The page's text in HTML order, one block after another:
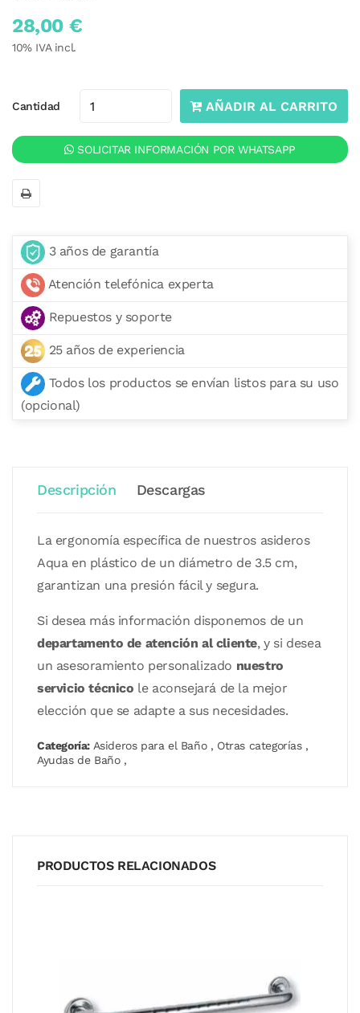
28,00 €
10% IVA incl.
Cantidad AÑADIR AL CARRITO
SOLICITAR INFORMACIÓN POR WHATSAPP
3 años de garantía
Atención telefónica experta
Repuestos y soporte
25 años de experiencia
Todos los productos se envían listos para su uso
(opcional)
Descripción Descargas
La ergonomía específica de nuestros asideros
Aqua en plástico de un diámetro de 3.5 cm,
garantizan una presión fácil y segura.
Si desea más información disponemos de un
departamento de atención al cliente, y si desea
un asesoramiento personalizado nuestro
servicio técnico le aconsejará de la mejor
elección que se adapte a sus necesidades.
Categoría: Asideros para el Baño, Otras categorías,
Ayudas de Baño,
PRODUCTOS RELACIONADOS